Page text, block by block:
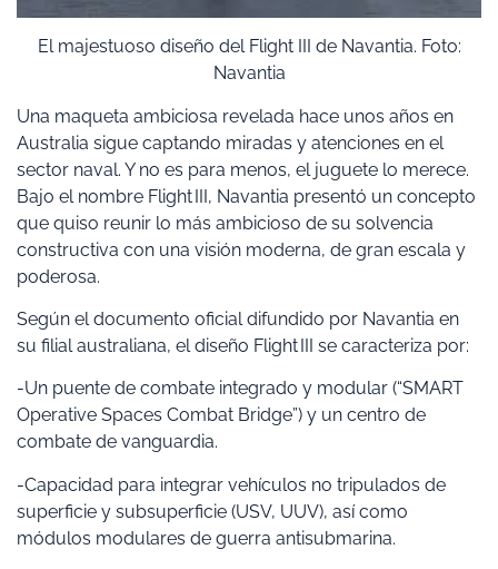
El majestuoso diseño del Flight III de Navantia. Foto:
Navantia
Una maqueta ambiciosa revelada hace unos años en
Australia sigue captando miradas y atenciones en el
sector naval. Y no es para menos, el juguete lo merece.
Bajo el nombre Flight III, Navantia presentó un concepto
que quiso reunir lo más ambicioso de su solvencia
constructiva con una visión moderna, de gran escala y
poderosa.
Según el documento oficial difundido por Navantia en
su filial australiana, el diseño Flight III se caracteriza por:
-Un puente de combate integrado y modular (“SMART
Operative Spaces Combat Bridge”) y un centro de
combate de vanguardia.
-Capacidad para integrar vehículos no tripulados de
superficie y subsuperficie (USV, UUV), así como
módulos modulares de guerra antisubmarina.